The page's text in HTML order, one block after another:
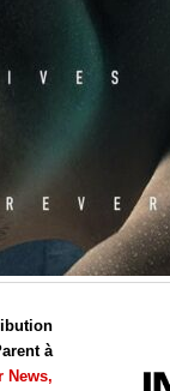
à
News,